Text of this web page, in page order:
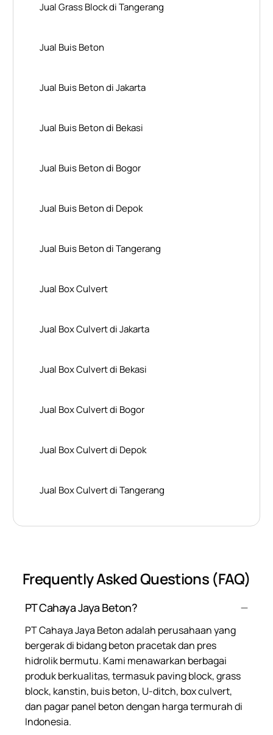
Jual Grass Block di Tangerang
Jual Buis Beton
Jual Buis Beton di Jakarta
Jual Buis Beton di Bekasi
Jual Buis Beton di Bogor
Jual Buis Beton di Depok
Jual Buis Beton di Tangerang
Jual Box Culvert
Jual Box Culvert di Jakarta
Jual Box Culvert di Bekasi
Jual Box Culvert di Bogor
Jual Box Culvert di Depok
Jual Box Culvert di Tangerang
Frequently Asked Questions (FAQ)
PT Cahaya Jaya Beton?
PT Cahaya Jaya Beton adalah perusahaan yang
bergerak di bidang beton pracetak dan pres
hidrolik bermutu. Kami menawarkan berbagai
produk berkualitas, termasuk paving block, grass
block, kanstin, buis beton, U-ditch, box culvert,
dan pagar panel beton dengan harga termurah di
Indonesia.